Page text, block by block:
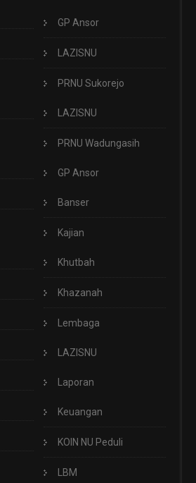
GP Ansor
LAZISNU
PRNU Sukorejo
LAZISNU
PRNU Wadungasih
GP Ansor
Banser
Kajian
Khutbah
Khazanah
Lembaga
LAZISNU
Laporan
Keuangan
KOIN NU Peduli
LBM